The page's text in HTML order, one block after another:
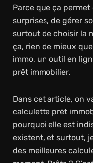
Parce que ça permet
surprises, de gérer
surtout de choisir la
ça, rien de mieux
immo, un outil en
prêt immobilier.
Dans cet article, on
calculette prêt
pourquoi elle est
existent, et surtout,
des meilleures